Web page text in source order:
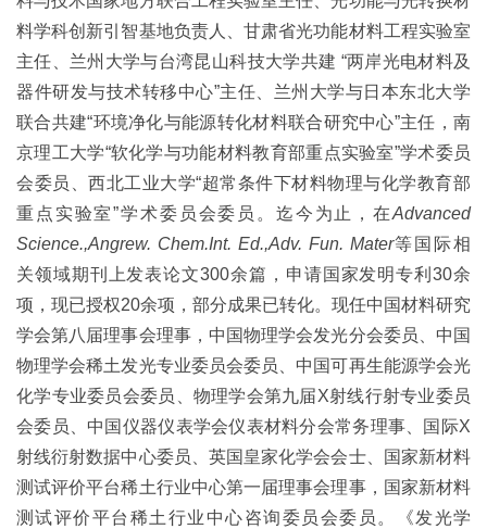
料学科创新引智基地负责人、甘肃省光功能材料工程实验室
主任、兰州大学与台湾昆山科技大学共建 “两岸光电材料及
器件研发与技术转移中心”主任、兰州大学与日本东北大学
联合共建“环境净化与能源转化材料联合研究中心”主任，南
京理工大学“软化学与功能材料教育部重点实验室”学术委员
会委员、西北工业大学“超常条件下材料物理与化学教育部
重点实验室”学术委员会委员。迄今为止，在Advanced
Science.,Angrew. Chem.Int. Ed.,Adv. Fun. Mater等国际相
关领域期刊上发表论文300余篇，申请国家发明专利30余
项，现已授权20余项，部分成果已转化。现任中国材料研究
学会第八届理事会理事，中国物理学会发光分会委员、中国
物理学会稀土发光专业委员会委员、中国可再生能源学会光
化学专业委员会委员、物理学会第九届X射线行射专业委员
会委员、中国仪器仪表学会仪表材料分会常务理事、国际X
射线衍射数据中心委员、英国皇家化学会会士、国家新材料
测试评价平台稀土行业中心第一届理事会理事，国家新材料
测试评价平台稀土行业中心咨询委员会委员。《发光学